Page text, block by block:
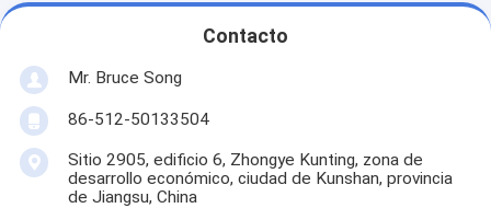
Contacto
Mr. Bruce Song
86-512-50133504
Sitio 2905, edificio 6, Zhongye Kunting, zona de
desarrollo económico, ciudad de Kunshan, provincia
de Jiangsu, China